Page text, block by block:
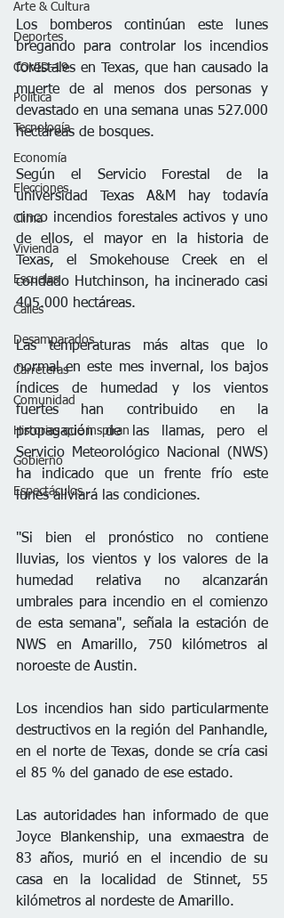
Arte & Cultura
Deportes
COVID-19
Política
Tecnología
Economía
Elecciones
Clima
Vivienda
Escuelas
Calles
Desamparados
Carreteras
Comunidad
Historias que inspiran
Gobierno
Espectáculos
Los bomberos continúan este lunes
bregando para controlar los incendios
forestales en Texas, que han causado la
muerte de al menos dos personas y
devastado en una semana unas 527.000
hectáreas de bosques.
Según el Servicio Forestal de la
universidad Texas A&M hay todavía
cinco incendios forestales activos y uno
de ellos, el mayor en la historia de
Texas, el Smokehouse Creek en el
condado Hutchinson, ha incinerado casi
405.000 hectáreas.
Las temperaturas más altas que lo
normal en este mes invernal, los bajos
índices de humedad y los vientos
fuertes han contribuido en la
propagación de las llamas, pero el
Servicio Meteorológico Nacional (NWS)
ha indicado que un frente frío este
lunes aliviará las condiciones.
"Si bien el pronóstico no contiene
lluvias, los vientos y los valores de la
humedad relativa no alcanzarán
umbrales para incendio en el comienzo
de esta semana", señala la estación de
NWS en Amarillo, 750 kilómetros al
noroeste de Austin.
Los incendios han sido particularmente
destructivos en la región del Panhandle,
en el norte de Texas, donde se cría casi
el 85 % del ganado de ese estado.
Las autoridades han informado de que
Joyce Blankenship, una exmaestra de
83 años, murió en el incendio de su
casa en la localidad de Stinnet, 55
kilómetros al nordeste de Amarillo.